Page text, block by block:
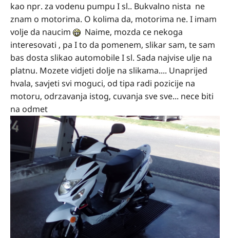
kao npr. za vodenu pumpu I sl.. Bukvalno nista ne
znam o motorima. O kolima da, motorima ne. I imam
volje da naucim
Naime, mozda ce nekoga
interesovati , pa I to da pomenem, slikar sam, te sam
bas dosta slikao automobile I sl. Sada najvise ulje na
platnu. Mozete vidjeti dolje na slikama.... Unaprijed
hvala, savjeti svi moguci, od tipa radi pozicije na
motoru, odrzavanja istog, cuvanja sve sve... nece biti
na odmet